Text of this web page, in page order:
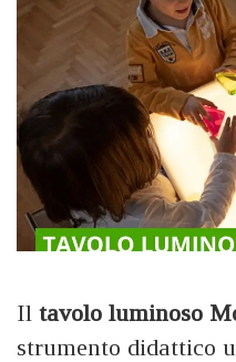
Il tavolo luminoso
strumento didattico